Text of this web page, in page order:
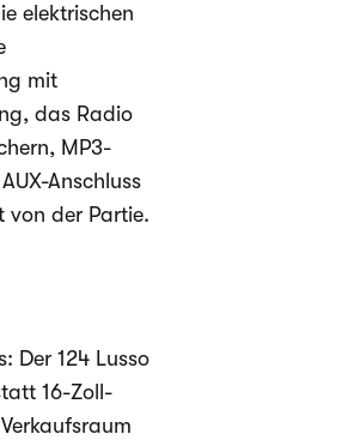
elektrischen
mit
das Radio
MP3-
Anschluss
von der Partie.
Der 124 Lusso
16-Zoll-